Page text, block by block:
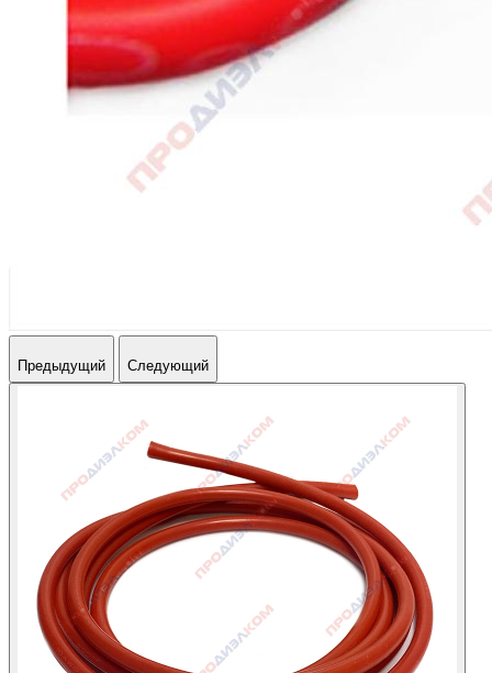
Предыдущий Следующий